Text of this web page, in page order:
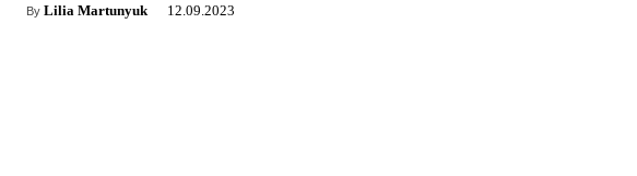
By Lilia Martunyuk 12.09.2023